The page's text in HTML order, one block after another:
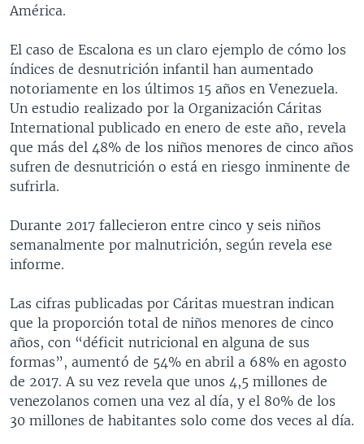
América.
El caso de Escalona es un claro ejemplo de cómo los
índices de desnutrición infantil han aumentado
notoriamente en los últimos 15 años en Venezuela.
Un estudio realizado por la Organización Cáritas
International publicado en enero de este año, revela
que más del 48% de los niños menores de cinco años
sufren de desnutrición o está en riesgo inminente de
sufrirla.
Durante 2017 fallecieron entre cinco y seis niños
semanalmente por malnutrición, según revela ese
informe.
Las cifras publicadas por Cáritas muestran indican
que la proporción total de niños menores de cinco
años, con “déficit nutricional en alguna de sus
formas”, aumentó de 54% en abril a 68% en agosto
de 2017. A su vez revela que unos 4,5 millones de
venezolanos comen una vez al día, y el 80% de los
30 millones de habitantes solo come dos veces al día.